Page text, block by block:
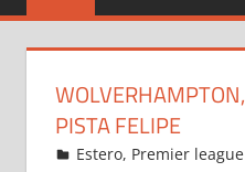
del
solo
PISTA FELIPE
Dicembre 26, 2022
admin
Estero, Premier league